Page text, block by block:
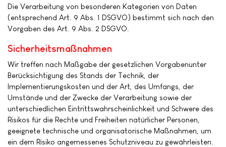
Die Verarbeitung von besonderen Kategorien von Daten
(entsprechend Art. 9 Abs. 1 DSGVO) bestimmt sich nach den
Vorgaben des Art. 9 Abs. 2 DSGVO.
Sicherheitsmaßnahmen
Wir treffen nach Maßgabe der gesetzlichen Vorgabenunter
Berücksichtigung des Stands der Technik, der
Implementierungskosten und der Art, des Umfangs, der
Umstände und der Zwecke der Verarbeitung sowie der
unterschiedlichen Eintrittswahrscheinlichkeit und Schwere des
Risikos für die Rechte und Freiheiten natürlicher Personen,
geeignete technische und organisatorische Maßnahmen, um
ein dem Risiko angemessenes Schutzniveau zu gewährleisten.